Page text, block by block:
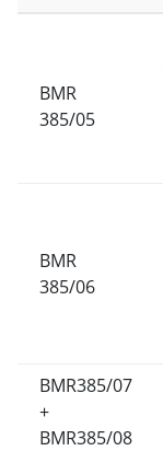
BMR
385/05
BMR
385/06
BMR385/07
+
BMR385/08